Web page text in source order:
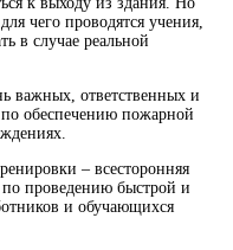
чего проводятся учения,
в случае реальной
важных, ответственных и
обеспечению пожарной
– всесторонняя
по проведению быстрой и
и обучающихся